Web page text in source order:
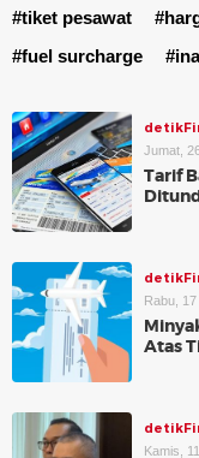
#tiket pesawat
#fuel surcharge
Jumat,
Tarif
Rabu,
Atas
Kamis,